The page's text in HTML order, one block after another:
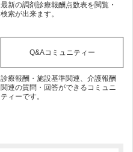
最新の調剤診療報酬点数表を閲覧・
検索が出来ます。
Q&Aコミュニティー
診療報酬・施設基準関連、介護報酬
関連の質問・回答ができるコミュニ
ティーです。